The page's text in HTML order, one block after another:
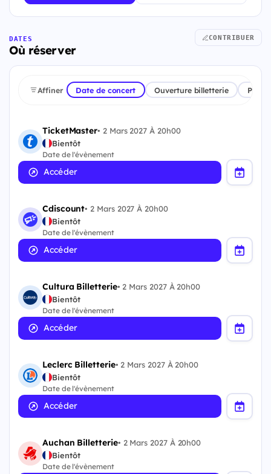
DATES
Où réserver
CONTRIBUER
Affiner Date de concert Ouverture billetterie
TicketMaster• 2 Mars 2027 À 20h00
Bientôt
Date de l'évènement
Accéder
Cdiscount• 2 Mars 2027 À 20h00
Bientôt
Date de l'évènement
Accéder
Cultura Billetterie• 2 Mars 2027 À 20h00
Bientôt
Date de l'évènement
Accéder
Leclerc Billetterie• 2 Mars 2027 À 20h00
Bientôt
Date de l'évènement
Accéder
Auchan Billetterie• 2 Mars 2027 À 20h00
Bientôt
Date de l'évènement